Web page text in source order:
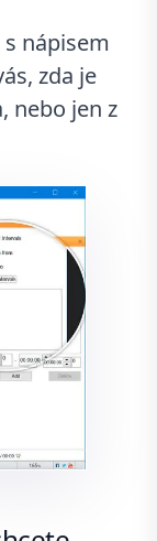
nápisem
zda je
nebo jen z